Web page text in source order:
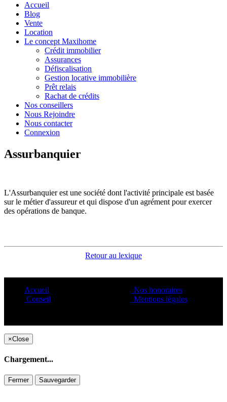
Accueil
Blog
Vente
Location
Le concept Maxihome
Crédit immobilier
Assurances
Défiscalisation
Gestion locative immobilière
Prêt relais
Rachat de crédits
Nos conseillers
Nous Rejoindre
Nous contacter
Connexion
Assurbanquier
L'Assurbanquier est une société dont l'activité principale est basée
sur le métier d'assureur et qui dispose d'un agrément pour exercer
des opérations de banque.
Retour au lexique
Accueil
Conseil
Nos honoraires
Mentions légales
×Close
Chargement...
Fermer Sauvegarder